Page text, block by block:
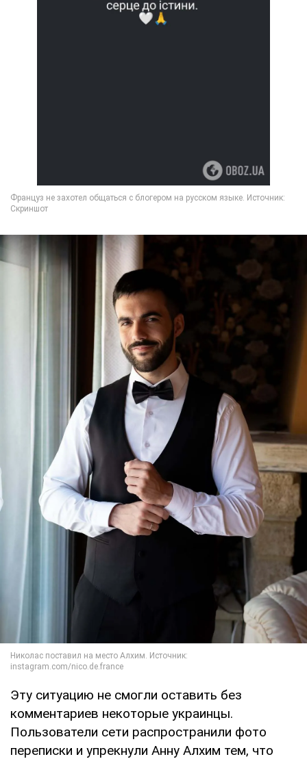
Эту ситуацию не смогли оставить без
комментариев некоторые украинцы.
Пользователи сети распространили фото
переписки и упрекнули Анну Алхим тем, что